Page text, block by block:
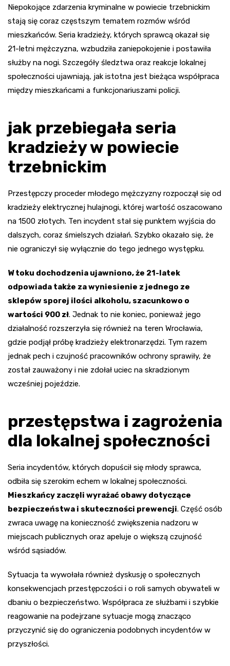
Niepokojące zdarzenia kryminalne w powiecie trzebnickim
stają się coraz częstszym tematem rozmów wśród
mieszkańców. Seria kradzieży, których sprawcą okazał się
21-letni mężczyzna, wzbudziła zaniepokojenie i postawiła
służby na nogi. Szczegóły śledztwa oraz reakcje lokalnej
społeczności ujawniają, jak istotna jest bieżąca współpraca
między mieszkańcami a funkcjonariuszami policji.
jak przebiegała seria
kradzieży w powiecie
trzebnickim
Przestępczy proceder młodego mężczyzny rozpoczął się od
kradzieży elektrycznej hulajnogi, której wartość oszacowano
na 1500 złotych. Ten incydent stał się punktem wyjścia do
dalszych, coraz śmielszych działań. Szybko okazało się, że
nie ograniczył się wyłącznie do tego jednego występku.
W toku dochodzenia ujawniono, że 21-latek
odpowiada także za wyniesienie z jednego ze
sklepów sporej ilości alkoholu, szacunkowo o
wartości 900 zł. Jednak to nie koniec, ponieważ jego
działalność rozszerzyła się również na teren Wrocławia,
gdzie podjął próbę kradzieży elektronarzędzi. Tym razem
jednak pech i czujność pracowników ochrony sprawiły, że
został zauważony i nie zdołał uciec na skradzionym
wcześniej pojeździe.
przestępstwa i zagrożenia
dla lokalnej społeczności
Seria incydentów, których dopuścił się młody sprawca,
odbiła się szerokim echem w lokalnej społeczności.
Mieszkańcy zaczęli wyrażać obawy dotyczące
bezpieczeństwa i skuteczności prewencji. Część osób
zwraca uwagę na konieczność zwiększenia nadzoru w
miejscach publicznych oraz apeluje o większą czujność
wśród sąsiadów.
Sytuacja ta wywołała również dyskusję o społecznych
konsekwencjach przestępczości i o roli samych obywateli w
dbaniu o bezpieczeństwo. Współpraca ze służbami i szybkie
reagowanie na podejrzane sytuacje mogą znacząco
przyczynić się do ograniczenia podobnych incydentów w
przyszłości.